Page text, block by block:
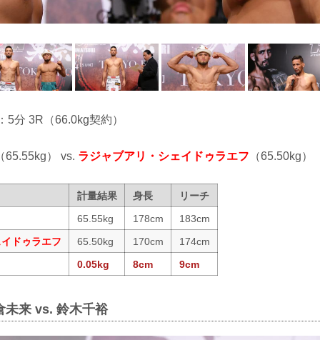
5分 3R（66.0kg契約）
65.55kg） vs. ラジャブアリ・シェイドゥラエフ （65.50kg）
計量結果 身長
リーチ
65.55kg
178cm
183cm
ドゥラエフ
65.50kg 170cm
174cm
0.05kg
8cm 9cm
未来 vs. 鈴木千裕